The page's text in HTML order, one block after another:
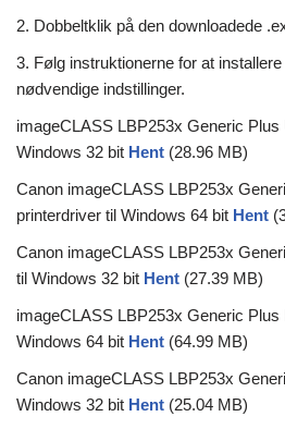
2. Dobbeltklik på den downloadede
3. Følg instruktionerne for at
nødvendige indstillinger.
imageCLASS LBP253x Generic
Windows 32 bit Hent (28.96 MB)
Canon imageCLASS LBP253x
printerdriver til Windows 64 bit Hent
Canon imageCLASS LBP253x
til Windows 32 bit Hent (27.39 MB)
imageCLASS LBP253x Generic
Windows 64 bit Hent (64.99 MB)
Canon imageCLASS LBP253x
Windows 32 bit Hent (25.04 MB)